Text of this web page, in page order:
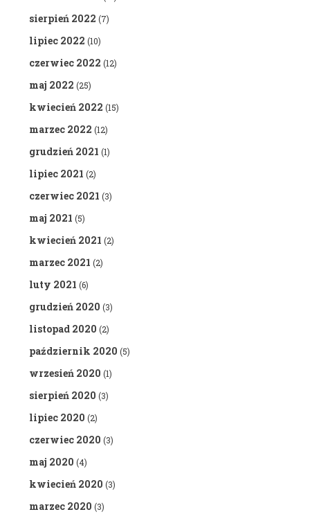
sierpień 2022 (7)
lipiec 2022 (10)
czerwiec 2022 (12)
maj 2022 (25)
kwiecień 2022 (15)
marzec 2022 (12)
grudzień 2021 (1)
lipiec 2021 (2)
czerwiec 2021 (3)
maj 2021 (5)
kwiecień 2021 (2)
marzec 2021 (2)
luty 2021 (6)
grudzień 2020 (3)
listopad 2020 (2)
październik 2020 (5)
wrzesień 2020 (1)
sierpień 2020 (3)
lipiec 2020 (2)
czerwiec 2020 (3)
maj 2020 (4)
kwiecień 2020 (3)
marzec 2020 (3)